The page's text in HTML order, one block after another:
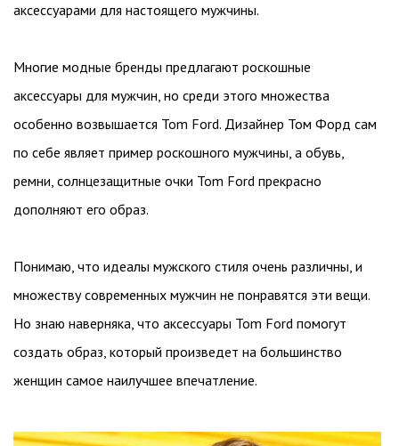
аксессуарами для настоящего мужчины.
Многие модные бренды предлагают роскошные
аксессуары для мужчин, но среди этого множества
особенно возвышается Tom Ford. Дизайнер Том Форд сам
по себе являет пример роскошного мужчины, а обувь,
ремни, солнцезащитные очки Tom Ford прекрасно
дополняют его образ.
Понимаю, что идеалы мужского стиля очень различны, и
множеству современных мужчин не понравятся эти вещи.
Но знаю наверняка, что аксессуары Tom Ford помогут
создать образ, который произведет на большинство
женщин самое наилучшее впечатление.